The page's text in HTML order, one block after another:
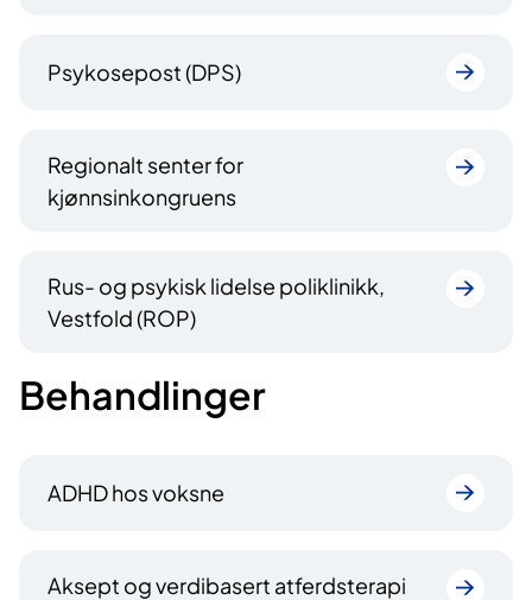
Psykosepost (DPS)
Regionalt senter for
kjønnsinkongruens
Rus- og psykisk lidelse poliklinikk,
Vestfold (ROP)
Behandlinger
ADHD hos voksne
Aksept og verdibasert atferdsterapi